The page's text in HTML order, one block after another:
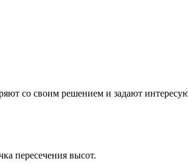
со своим решением и задают
пересечения высот.